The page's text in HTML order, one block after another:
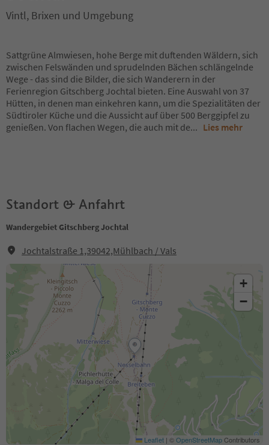
Vintl, Brixen und Umgebung
Sattgrüne Almwiesen, hohe Berge mit duftenden Wäldern, sich
zwischen Felswänden und sprudelnden Bächen schlängelnde
Wege - das sind die Bilder, die sich Wanderern in der
Ferienregion Gitschberg Jochtal bieten. Eine Auswahl von 37
Hütten, in denen man einkehren kann, um die Spezialitäten der
Südtiroler Küche und die Aussicht auf über 500 Berggipfel zu
genießen. Von flachen Wegen, die auch mit de... Lies mehr
Standort & Anfahrt
Wandergebiet Gitschberg Jochtal
Jochtalstraße 1,39042,Mühlbach / Vals
+
−
Leaflet | ©OpenStreetMapContributors